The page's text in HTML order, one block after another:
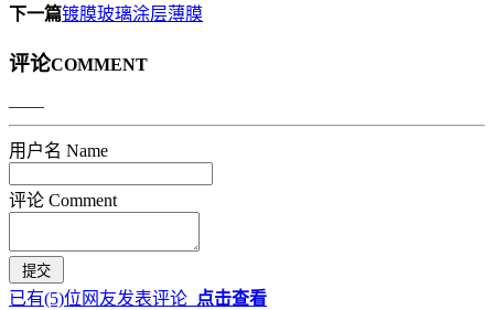
下一篇镀膜玻璃涂层薄膜
评论COMMENT
——
用户名 Name
评论 Comment
已有(5)位网友发表评论 点击查看